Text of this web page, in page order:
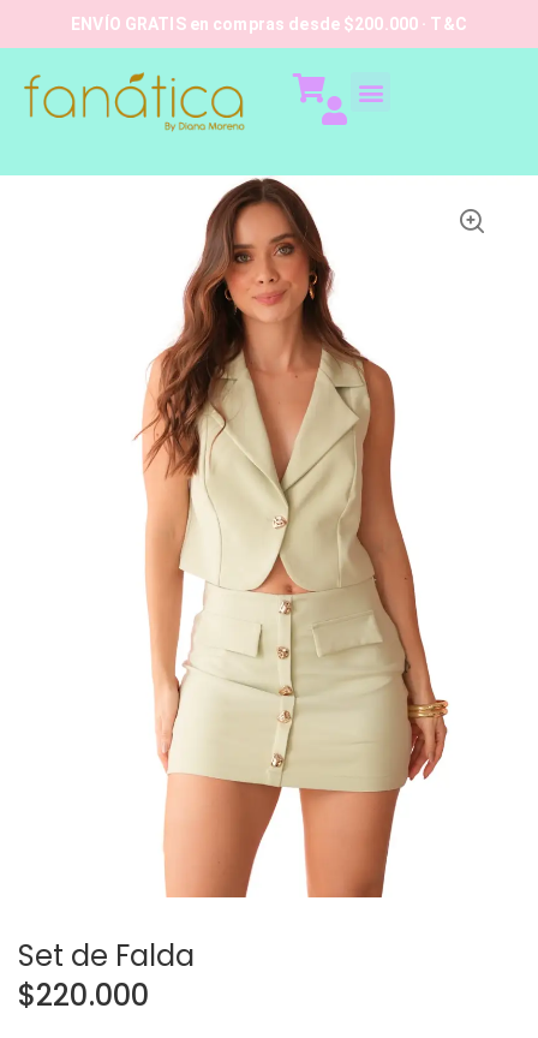
ENVÍO GRATIS en compras desde $200.000 · T&C
Set de Falda
$220.000